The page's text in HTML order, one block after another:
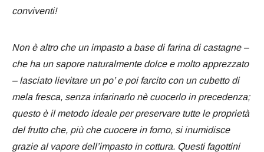
conviventi!
Non è altro che un impasto a base di farina di castagne –
che ha un sapore naturalmente dolce e molto apprezzato
– lasciato lievitare un po’ e poi farcito con un cubetto di
mela fresca, senza infarinarlo nè cuocerlo in precedenza;
questo è il metodo ideale per preservare tutte le proprietà
del frutto che, più che cuocere in forno, si inumidisce
grazie al vapore dell’impasto in cottura. Questi fagottini